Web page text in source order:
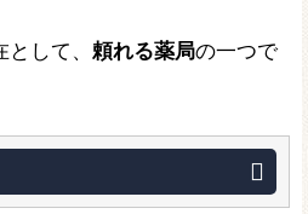
して、 頼れる薬局の一つで